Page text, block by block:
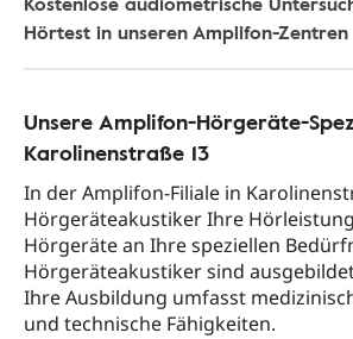
Hörtest in unseren Amplifon-Zentren
Unsere Amplifon-Hörgeräte-
Karolinenstraße 13
In der Amplifon-Filiale in
Hörgeräteakustiker Ihre
Hörgeräte an Ihre speziellen
Hörgeräteakustiker sind
Ihre Ausbildung umfasst
und technische Fähigkeiten.